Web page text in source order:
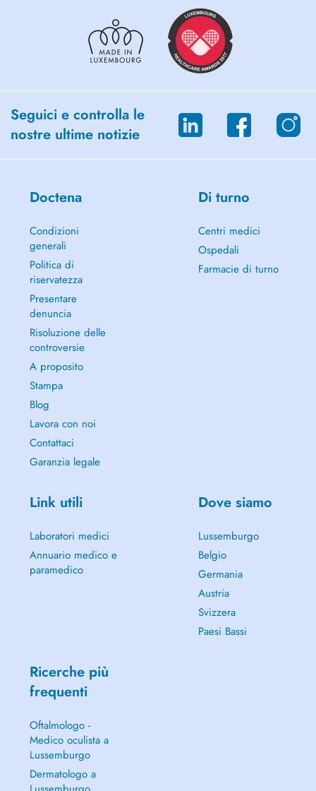
Seguici e controlla le
nostre ultime notizie
Doctena
Condizioni
generali
Politica di
riservatezza
Presentare
denuncia
Risoluzione delle
controversie
A proposito
Stampa
Blog
Lavora con noi
Contattaci
Garanzia legale
Di turno
Centri medici
Ospedali
Farmacie di turno
Link utili
Laboratori medici
Annuario medico e
paramedico
Dove siamo
Lussemburgo
Belgio
Germania
Austria
Svizzera
Paesi Bassi
Ricerche più
frequenti
Oftalmologo -
Medico oculista a
Lussemburgo
Dermatologo a